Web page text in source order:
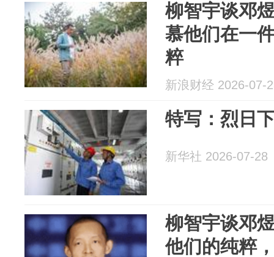
柳智宇谈邓
慕他们在一
粹
新浪财经 2026-07-
特写：烈日
新华社 2026-07-28
柳智宇谈邓
他们的纯粹